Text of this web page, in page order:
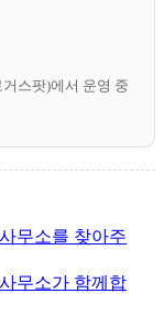
스팟)에서 운영 중
무소를 찾아주
무소가 함께합